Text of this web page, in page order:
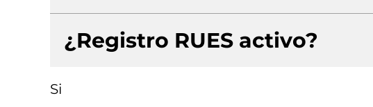
¿Registro RUES activo?
Si